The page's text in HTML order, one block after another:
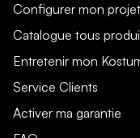
Configurer mon projet
Catalogue tous
Entretenir mon
Service Clients
Activer ma garantie